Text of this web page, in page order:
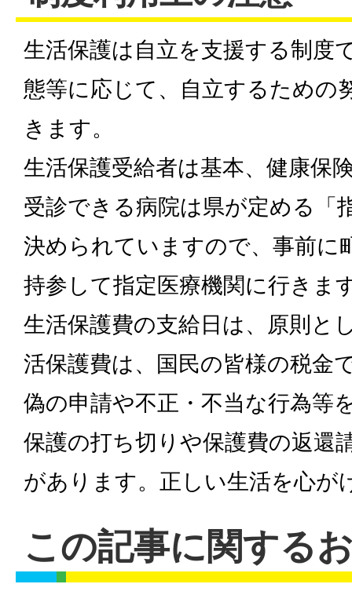
生活保護は自立を支援する制度
態等に応じて、自立するための
きます。
生活保護受給者は基本、健康保
受診できる病院は県が定める「
決められていますので、事前に
持参して指定医療機関に行きま
生活保護費の支給日は、原則と
活保護費は、国民の皆様の税金
偽の申請や不正・不当な行為等
保護の打ち切りや保護費の返還
があります。正しい生活を心が
この記事に関する